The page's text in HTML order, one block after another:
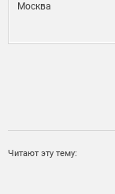
Москва
Читают эту тему: